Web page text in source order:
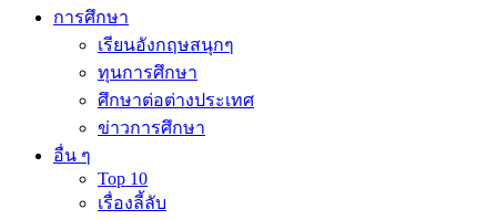
การศึกษา
เรียนอังกฤษสนุกๆ
ทุนการศึกษา
ศึกษาต่อต่างประเทศ
ข่าวการศึกษา
อื่น ๆ
Top 10
เรื่องลี้ลับ